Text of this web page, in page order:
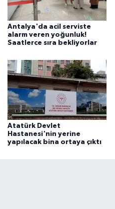
Antalya'da acil serviste
alarm veren yoğunluk!
Saatlerce sıra bekliyorlar
Atatürk Devlet
Hastanesi'nin yerine
yapılacak bina ortaya çıktı